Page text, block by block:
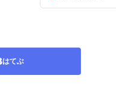
はてぶ